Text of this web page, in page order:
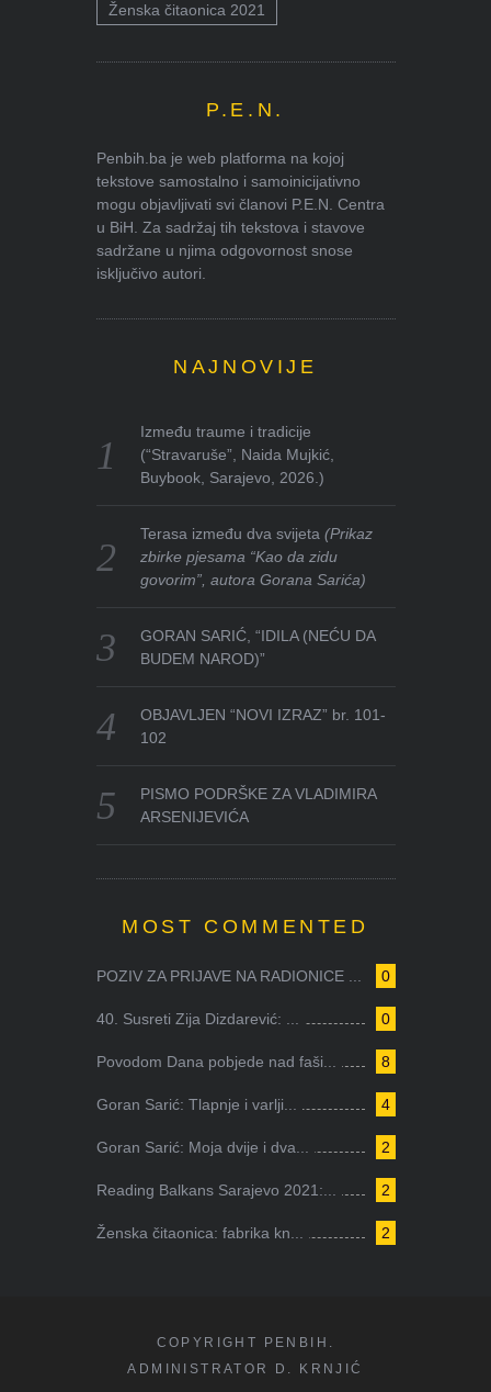
Ženska čitaonica 2021
P.E.N.
Penbih.ba je web platforma na kojoj
tekstove samostalno i samoinicijativno
mogu objavljivati svi članovi P.E.N. Centra
u BiH. Za sadržaj tih tekstova i stavove
sadržane u njima odgovornost snose
isključivo autori.
NAJNOVIJE
Između traume i tradicije
(“Stravaruše”, Naida Mujkić,
Buybook, Sarajevo, 2026.)
Terasa između dva svijeta(Prikaz
zbirke pjesama “Kao da zidu
govorim”, autora Gorana Sarića)
GORAN SARIĆ, “IDILA (NEĆU DA
BUDEM NAROD)”
OBJAVLJEN “NOVI IZRAZ” br. 101-
102
PISMO PODRŠKE ZA VLADIMIRA
ARSENIJEVIĆA
MOST COMMENTED
0
POZIV ZA PRIJAVE NA RADIONICE ...
0
40. Susreti Zija Dizdarević: ...
8
Povodom Dana pobjede nad faši...
4
Goran Sarić: Tlapnje i varlji...
2
Goran Sarić: Moja dvije i dva...
2
Reading Balkans Sarajevo 2021:...
2
Ženska čitaonica: fabrika kn...
COPYRIGHT PENBIH.
ADMINISTRATOR D. KRNJIĆ